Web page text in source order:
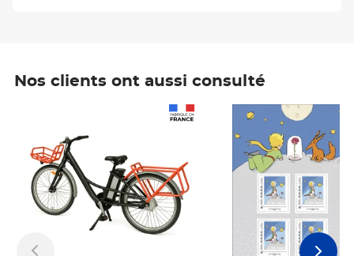
Nos clients ont aussi consulté
Prix 6,25€ HT